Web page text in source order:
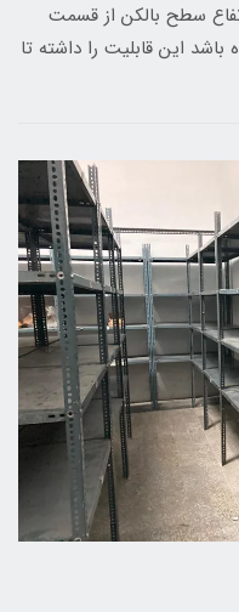
سطح بالکن از قسمت
این قابلیت را داشته تا